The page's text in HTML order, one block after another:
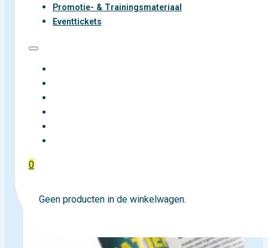
Promotie- & Trainingsmateriaal
Eventtickets
0
Geen producten in de winkelwagen.